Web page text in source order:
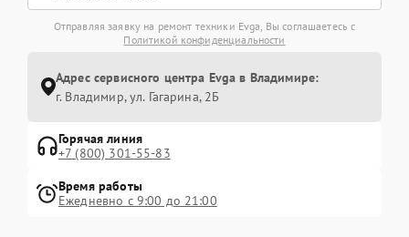
Отправляя заявку на ремонт техники Evga, Вы соглашаетесь с
Политикой конфиденциальности
Адрес сервисного центра Evga в Владимире:
г. Владимир, ул. Гагарина, 2Б
Горячая линия
+7 (800) 301-55-83
Время работы
Ежедневно с 9:00 до 21:00